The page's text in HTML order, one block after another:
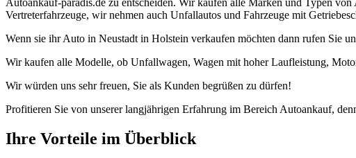
Vertreterfahrzeuge, wir nehmen auch Unfallautos und Fahrzeuge mit
Wenn sie ihr Auto in Neustadt in Holstein verkaufen möchten dann rufen Sie
Wir kaufen alle Modelle, ob Unfallwagen, Wagen mit hoher Laufleistung,
Wir würden uns sehr freuen, Sie als Kunden begrüßen zu dürfen!
Profitieren Sie von unserer langjährigen Erfahrung im Bereich Autoankauf,
Ihre Vorteile im Überblick